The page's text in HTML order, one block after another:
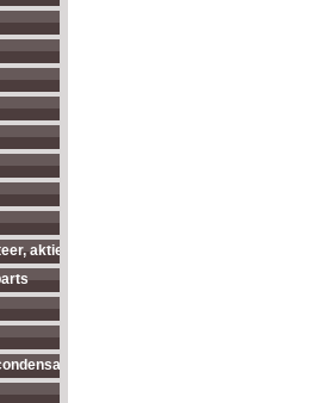
aktieve antenne's enz...